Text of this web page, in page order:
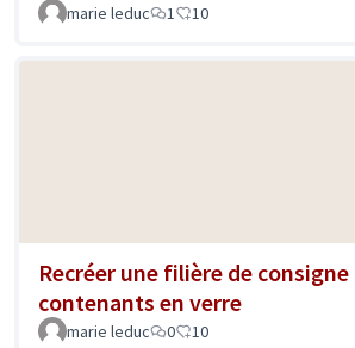
marie leduc
1 10
Recréer une filière de consigne
contenants en verre
marie leduc 0 10